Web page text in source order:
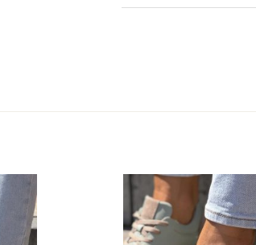
Rodzaj obcasa
Wysokość obcasa